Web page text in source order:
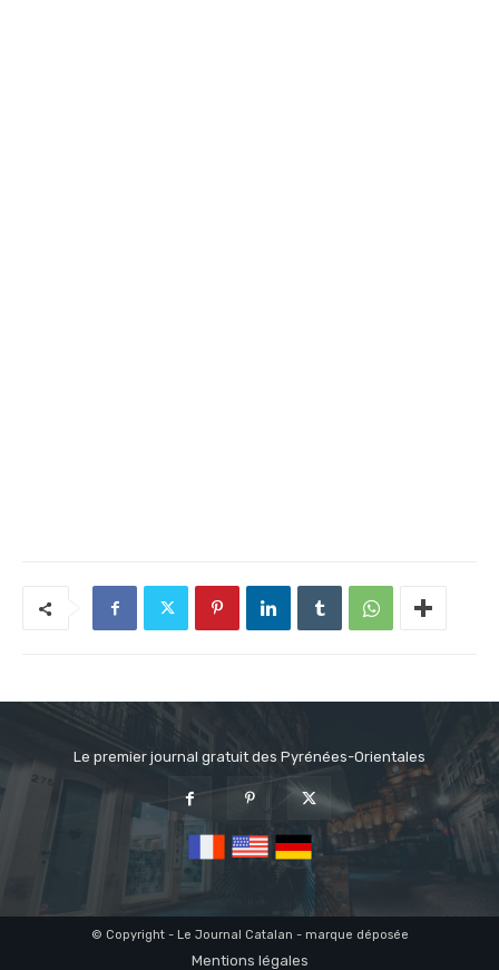
Le premier journal gratuit des Pyrénées-Orientales
© Copyright - Le Journal Catalan - marque déposée
Mentions légales